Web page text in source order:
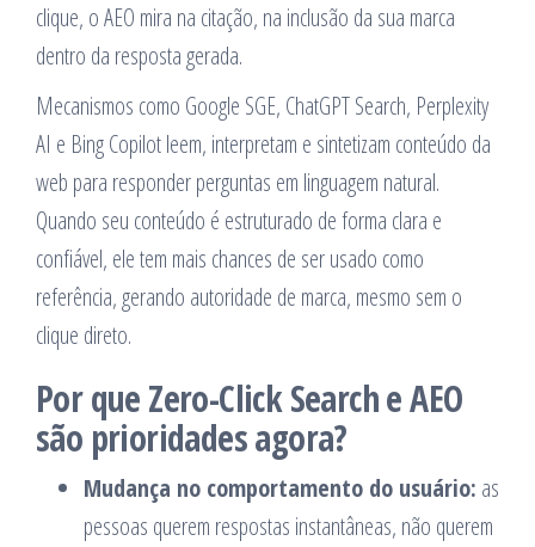
clique, o AEO mira na citação, na inclusão da sua marca
dentro da resposta gerada.
Mecanismos como Google SGE, ChatGPT Search, Perplexity
AI e Bing Copilot leem, interpretam e sintetizam conteúdo da
web para responder perguntas em linguagem natural.
Quando seu conteúdo é estruturado de forma clara e
confiável, ele tem mais chances de ser usado como
referência, gerando autoridade de marca, mesmo sem o
clique direto.
Por que Zero-Click Search e AEO
são prioridades agora?
Mudança no comportamento do usuário: as
pessoas querem respostas instantâneas, não querem